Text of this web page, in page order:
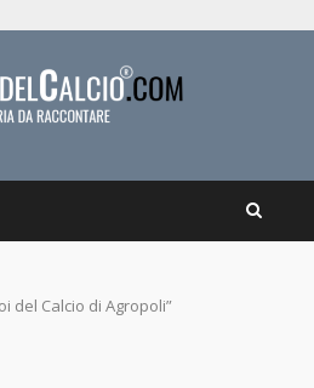
del Calcio di Agropoli”